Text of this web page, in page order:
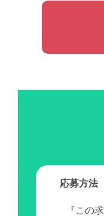
応募方法
『この